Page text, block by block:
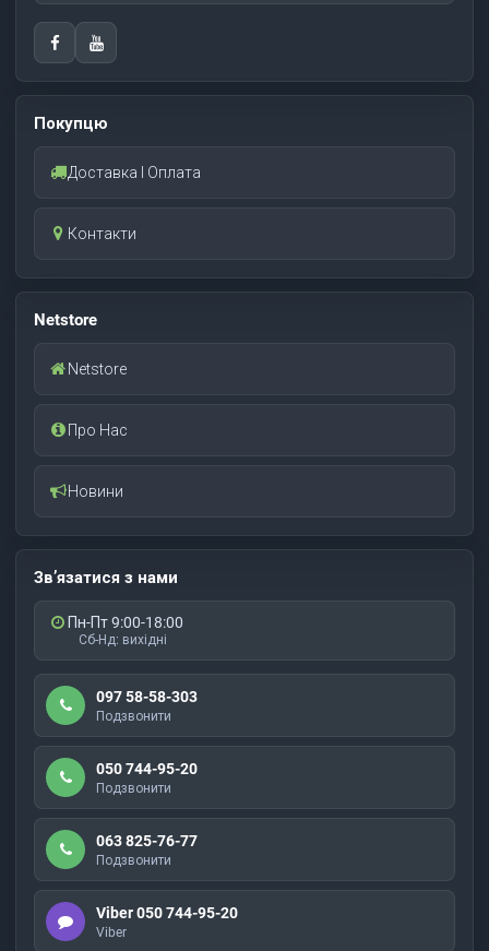
Покупцю
Доставка І Оплата
Контакти
Netstore
Netstore
Про Нас
Новини
Зв’язатися з нами
Пн-Пт 9:00-18:00
Сб-Нд: вихідні
097 58-58-303
Подзвонити
050 744-95-20
Подзвонити
063 825-76-77
Подзвонити
Viber 050 744-95-20
Viber